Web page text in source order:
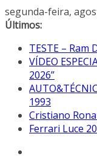
Pular
para
conteúdo
segunda-feira,
Últimos:
TESTE – Ram
VÍDEO
2026”
1993
Cristiano
Ferrari Luce